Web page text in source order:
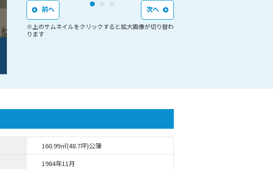
前へ 次へ
※上のサムネイルをクリックすると拡大画像が切り替わ
ります
160.99㎡(48.7坪)公簿
1984年11月